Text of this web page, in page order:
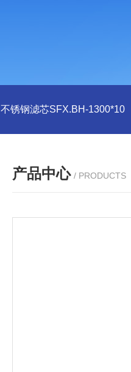
不锈钢滤芯SFX.BH-1300*10
产品中心 / PRODUCTS